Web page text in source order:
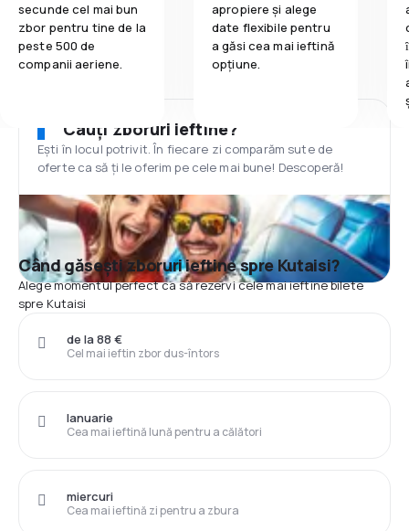
secunde cel mai bun
zbor pentru tine de la
peste 500 de
companii aeriene.
apropiere și alege
date flexibile pentru
a găsi cea mai ieftină
opțiune.
Cauți zboruri ieftine?
Ești în locul potrivit. În fiecare zi comparăm sute de
oferte ca să ți le oferim pe cele mai bune! Descoperă!
Când găsești zboruri ieftine spre Kutaisi?
Alege momentul perfect ca să rezervi cele mai ieftine bilete
spre Kutaisi
Cel mai ieftin zbor dus-întors
de la 88 €
Cea mai ieftină lună pentru a călători
Ianuarie
Cea mai ieftină zi pentru a zbura
miercuri